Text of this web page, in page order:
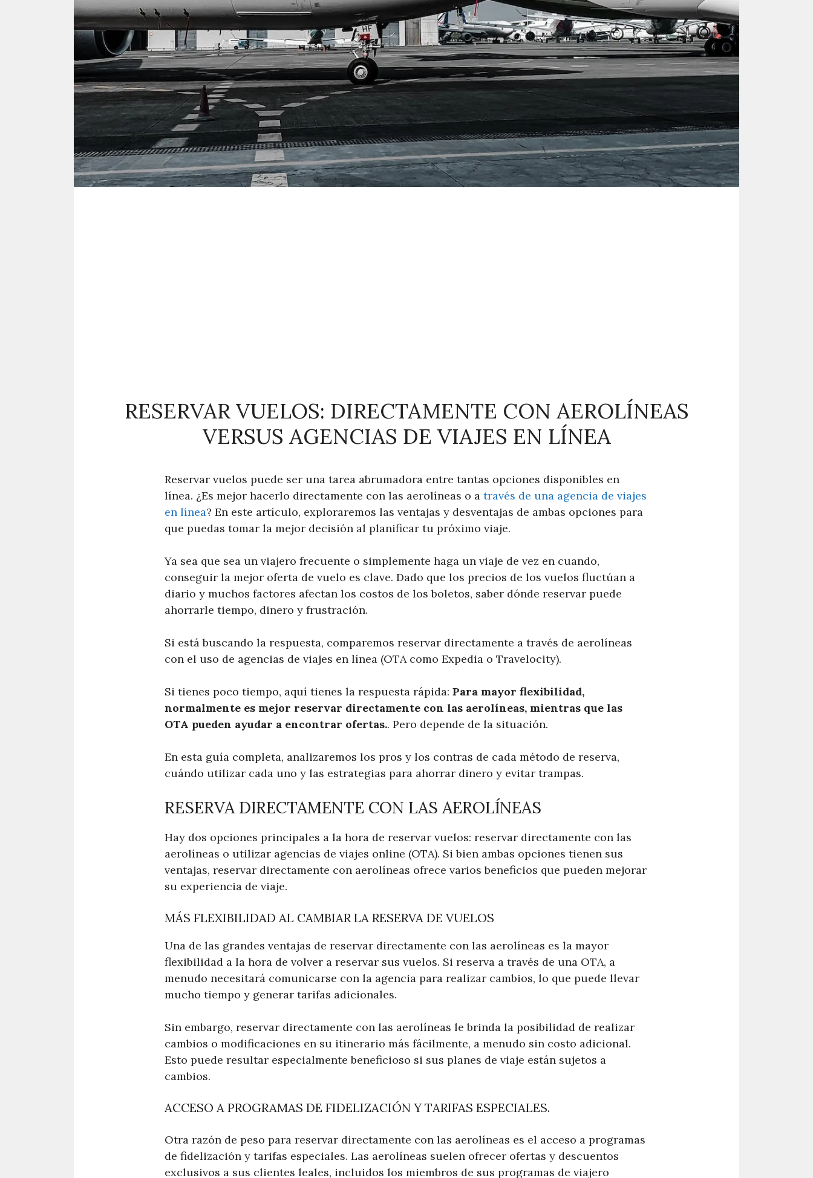
RESERVAR VUELOS: DIRECTAMENTE CON AEROLÍNEAS
VERSUS AGENCIAS DE VIAJES EN LÍNEA
Reservar vuelos puede ser una tarea abrumadora entre tantas opciones disponibles en
línea. ¿Es mejor hacerlo directamente con las aerolíneas o a través de una agencia de viajes
en línea? En este artículo, exploraremos las ventajas y desventajas de ambas opciones para
que puedas tomar la mejor decisión al planificar tu próximo viaje.
Ya sea que sea un viajero frecuente o simplemente haga un viaje de vez en cuando,
conseguir la mejor oferta de vuelo es clave. Dado que los precios de los vuelos fluctúan a
diario y muchos factores afectan los costos de los boletos, saber dónde reservar puede
ahorrarle tiempo, dinero y frustración.
Si está buscando la respuesta, comparemos reservar directamente a través de aerolíneas
con el uso de agencias de viajes en línea (OTA como Expedia o Travelocity).
Si tienes poco tiempo, aquí tienes la respuesta rápida: Para mayor flexibilidad,
normalmente es mejor reservar directamente con las aerolíneas, mientras que las
OTA pueden ayudar a encontrar ofertas.. Pero depende de la situación.
En esta guía completa, analizaremos los pros y los contras de cada método de reserva,
cuándo utilizar cada uno y las estrategias para ahorrar dinero y evitar trampas.
RESERVA DIRECTAMENTE CON LAS AEROLÍNEAS
Hay dos opciones principales a la hora de reservar vuelos: reservar directamente con las
aerolíneas o utilizar agencias de viajes online (OTA). Si bien ambas opciones tienen sus
ventajas, reservar directamente con aerolíneas ofrece varios beneficios que pueden mejorar
su experiencia de viaje.
MÁS FLEXIBILIDAD AL CAMBIAR LA RESERVA DE VUELOS
Una de las grandes ventajas de reservar directamente con las aerolíneas es la mayor
flexibilidad a la hora de volver a reservar sus vuelos. Si reserva a través de una OTA, a
menudo necesitará comunicarse con la agencia para realizar cambios, lo que puede llevar
mucho tiempo y generar tarifas adicionales.
Sin embargo, reservar directamente con las aerolíneas le brinda la posibilidad de realizar
cambios o modificaciones en su itinerario más fácilmente, a menudo sin costo adicional.
Esto puede resultar especialmente beneficioso si sus planes de viaje están sujetos a
cambios.
ACCESO A PROGRAMAS DE FIDELIZACIÓN Y TARIFAS ESPECIALES.
Otra razón de peso para reservar directamente con las aerolíneas es el acceso a programas
de fidelización y tarifas especiales. Las aerolíneas suelen ofrecer ofertas y descuentos
exclusivos a sus clientes leales, incluidos los miembros de sus programas de viajero